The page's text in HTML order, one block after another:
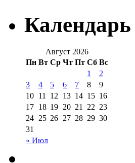
Календарь
Август 2026
Пн Вт Ср Чт Пт Сб Вс
« Июл
1
2
3
4 5 6 7 8
9
10 11 12 13 14 15 16
17 18 19 20 21 22 23
24 25 26 27 28 29 30
31